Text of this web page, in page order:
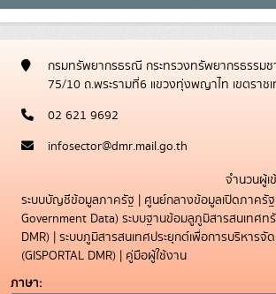
กรมทรัพยากรธรณี กระทรวงทรัพยากรธรรมช
75/10 ถ.พระรามที่6 แขวงทุ่งพญาไท เขตราช
02 621 9692
infosector@dmr.mail.go.th
จำนวนผู้เ
ระบบบัญชีข้อมูลภาครัฐ | ศูนย์กลางข้อมูลเปิดภาครั
Government Data) ระบบฐานข้อมลูภูมิสารสนเทศท
DMR) | ระบบภูมิสารสนเทศประยุกต์เพื่อการบริหาร
(GISPORTAL DMR) | คู่มือผู้ใช้งาน
ภาษา